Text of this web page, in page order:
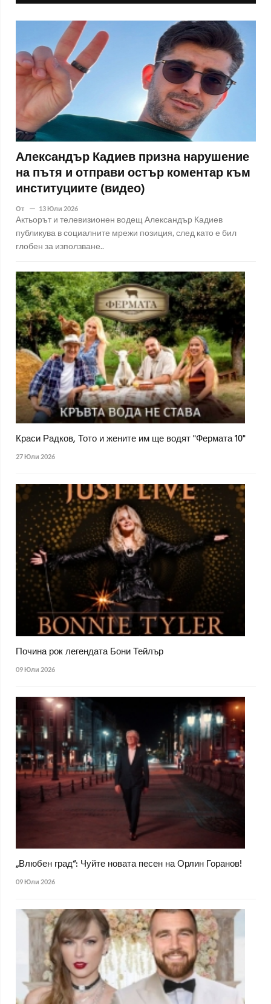
Александър Кадиев призна нарушение
на пътя и отправи остър коментар към
институциите (видео)
От 13 Юли 2026
Актьорът и телевизионен водещ Александър Кадиев
публикува в социалните мрежи позиция, след като е бил
глобен за използване..
Краси Радков, Тото и жените им ще водят "Фермата 10"
27 Юли 2026
Почина рок легендата Бони Тейлър
09 Юли 2026
„Влюбен град“: Чуйте новата песен на Орлин Горанов!
09 Юли 2026